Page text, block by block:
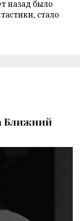
назад было
стало
Ближний